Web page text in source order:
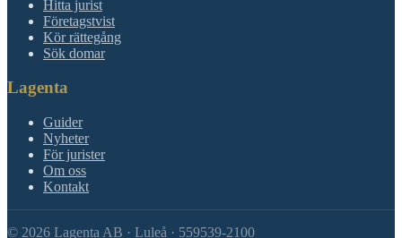
Hitta jurist
Företagstvist
Kör rättegång
Sök domar
Lagenta
Guider
Nyheter
För jurister
Om oss
Kontakt
© 2026 Lagenta AB · Luleå · 559539-2100